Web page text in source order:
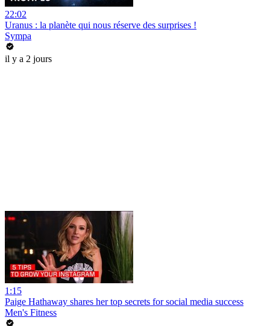
22:02
Uranus : la planète qui nous réserve des surprises !
Sympa
il y a 2 jours
1:15
Paige Hathaway shares her top secrets for social media success
Men's Fitness